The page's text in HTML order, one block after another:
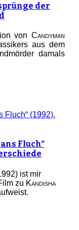
der
von Candyman
aus dem
damals
Fluch“
ist mir
zu Kandisha